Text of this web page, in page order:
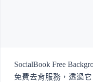
SocialBook Free
免費去背服務，透過